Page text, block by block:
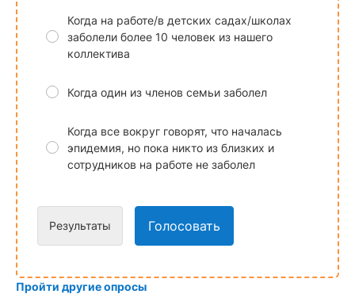
Когда на работе/в детских садах/школах
заболели более 10 человек из нашего
коллектива
Когда один из членов семьи заболел
Когда все вокруг говорят, что началась
эпидемия, но пока никто из близких и
сотрудников на работе не заболел
Результаты Голосовать
Пройти другие опросы